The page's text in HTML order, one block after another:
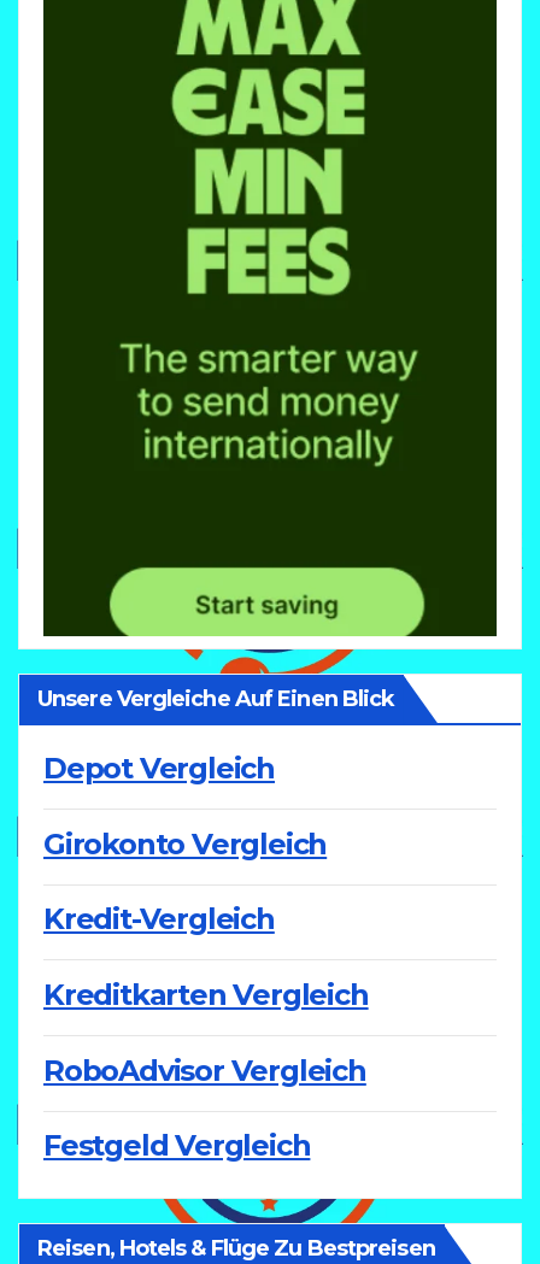
Unsere Vergleiche Auf Einen Blick
Depot Vergleich
Girokonto Vergleich
Kredit-Vergleich
Kreditkarten Vergleich
RoboAdvisor Vergleich
Festgeld Vergleich
Reisen, Hotels & Flüge Zu Bestpreisen